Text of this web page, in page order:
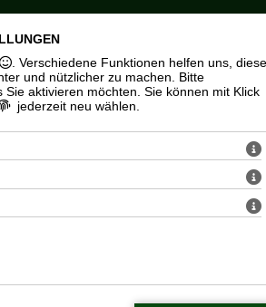
Über uns
. Verschiedene Funktionen helfen uns, diese
und nützlicher zu machen.
Bitte
Sie aktivieren möchten. Sie können mit Klick
jederzeit neu wählen.